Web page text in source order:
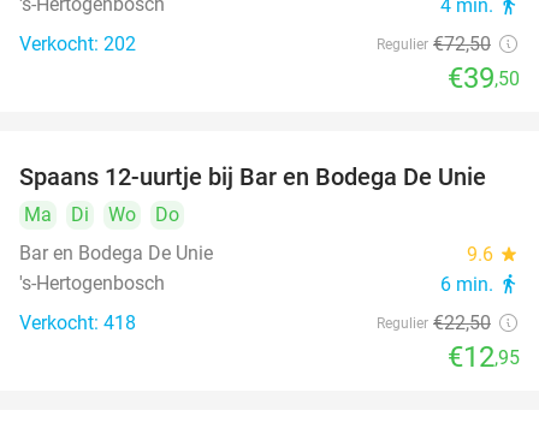
4 min. directions_walk
Verkocht: 202 Regulier €72,50
€39,50
42%
Spaans 12-uurtje bij Bar en Bodega De Unie
Ma Di Wo
Do
Bar en Bodega De Unie
9.6 star
's-Hertogenbosch 6 min. directions_walk
Verkocht: 418 Regulier €22,50
€12,95